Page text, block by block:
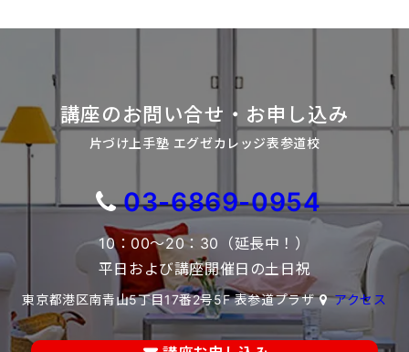
講座のお問い合せ・お申し込み
片づけ上手塾 エグゼカレッジ表参道校
03-6869-0954
10：00～20：30（延長中！）
平日および講座開催日の土日祝
東京都港区南青山5丁目17番2号5F 表参道プラザ アクセス